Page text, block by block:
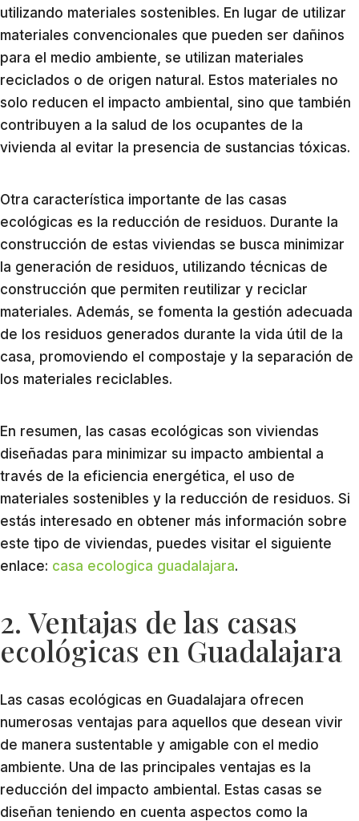
utilizando materiales sostenibles. En lugar de utilizar
materiales convencionales que pueden ser dañinos
para el medio ambiente, se utilizan materiales
reciclados o de origen natural. Estos materiales no
solo reducen el impacto ambiental, sino que también
contribuyen a la salud de los ocupantes de la
vivienda al evitar la presencia de sustancias tóxicas.
Otra característica importante de las casas
ecológicas es la reducción de residuos. Durante la
construcción de estas viviendas se busca minimizar
la generación de residuos, utilizando técnicas de
construcción que permiten reutilizar y reciclar
materiales. Además, se fomenta la gestión adecuada
de los residuos generados durante la vida útil de la
casa, promoviendo el compostaje y la separación de
los materiales reciclables.
En resumen, las casas ecológicas son viviendas
diseñadas para minimizar su impacto ambiental a
través de la eficiencia energética, el uso de
materiales sostenibles y la reducción de residuos. Si
estás interesado en obtener más información sobre
este tipo de viviendas, puedes visitar el siguiente
enlace: casa ecologica guadalajara.
2. Ventajas de las casas
ecológicas en Guadalajara
Las casas ecológicas en Guadalajara ofrecen
numerosas ventajas para aquellos que desean vivir
de manera sustentable y amigable con el medio
ambiente. Una de las principales ventajas es la
reducción del impacto ambiental. Estas casas se
diseñan teniendo en cuenta aspectos como la